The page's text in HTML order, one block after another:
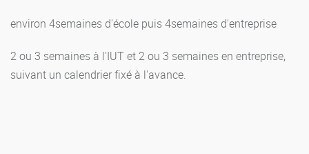
environ 4semaines d'école puis 4semaines d'entreprise
2 ou 3 semaines à l'IUT et 2 ou 3 semaines en entreprise,
suivant un calendrier fixé à l'avance.